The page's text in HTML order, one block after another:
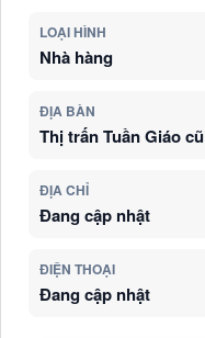
LOẠI HÌNH
Nhà hàng
ĐỊA BÀN
Thị trấn Tuần Giáo cũ
ĐỊA CHỈ
Đang cập nhật
ĐIỆN THOẠI
Đang cập nhật